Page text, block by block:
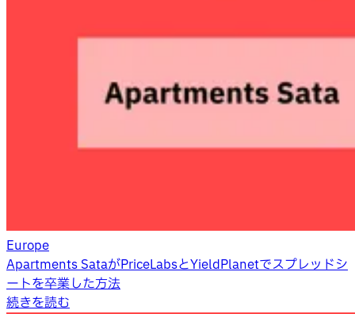
Europe
Apartments SataがPriceLabsとYieldPlanetでスプレッドシ
ートを卒業した方法
続きを読む